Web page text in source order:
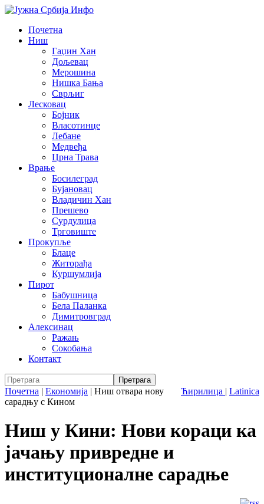
Почетна
Ниш
Гаџин Хан
Дољевац
Мерошина
Нишка Бања
Сврљиг
Лесковац
Бојник
Власотинце
Лебане
Медвеђа
Црна Трава
Врање
Босилеград
Бујановац
Владичин Хан
Прешево
Сурдулица
Трговиште
Прокупље
Блаце
Житорађа
Куршумлија
Пирот
Бабушница
Бела Паланка
Димитровград
Алексинац
Ражањ
Сокобања
Контакт
Ћирилица | Latinica
Почетна | Економија | Ниш отвара нову
сарадњу с Кином
Ниш у Кини: Нови кораци ка
јачању привредне и
институционалне сарадње